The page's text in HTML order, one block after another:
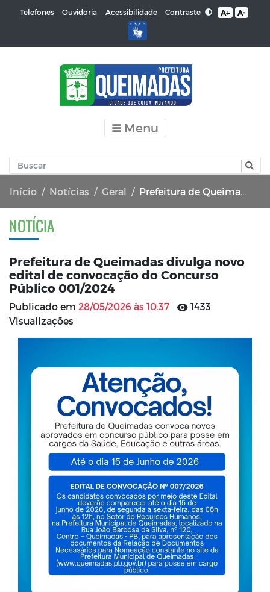
Telefones Ouvidoria Acessibilidade Contraste A+ A-
Menu
Início Notícias Geral Prefeitura de Queimadas divulga novo edital de convocação do Concurso Público 001/2024
NOTÍCIA
Prefeitura de Queimadas divulga novo
edital de convocação do Concurso
Público 001/2024
Publicado em 28/05/2026 às 10:37
1433
Visualizações